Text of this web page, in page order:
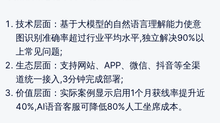
技术层面：基于大模型的自然语言理解能力使意
图识别准确率超过行业平均水平,独立解决90%以
上常见问题;
生态层面：支持网站、APP、微信、抖音等全渠
道统一接入,3分钟完成部署;
价值层面：实际案例显示启用1个月获线率提升近
40%,AI语音客服可降低80%人工坐席成本。